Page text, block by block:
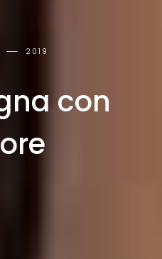
2019
con